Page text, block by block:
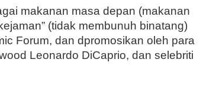
makanan masa depan (makanan
(tidak membunuh binatang)
Forum, dan dpromosikan oleh para
Leonardo DiCaprio, dan selebriti